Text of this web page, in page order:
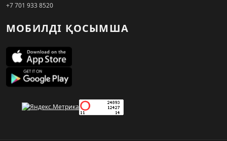
+7 701 933 8520
МОБИЛДІ ҚОСЫМША